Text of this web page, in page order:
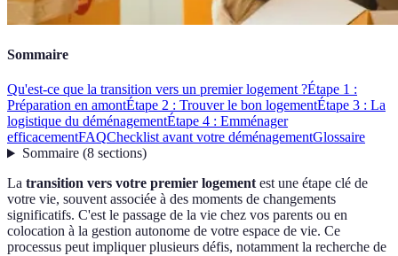
Sommaire
Qu'est-ce que la transition vers un premier logement ?Étape 1 :
Préparation en amontÉtape 2 : Trouver le bon logementÉtape 3 : La
logistique du déménagementÉtape 4 : Emménager
efficacementFAQChecklist avant votre déménagementGlossaire
Sommaire(8 sections)
La transition vers votre premier logementest une étape clé de
votre vie, souvent associée à des moments de changements
significatifs. C'est le passage de la vie chez vos parents ou en
colocation à la gestion autonome de votre espace de vie. Ce
processus peut impliquer plusieurs défis, notamment la recherche de